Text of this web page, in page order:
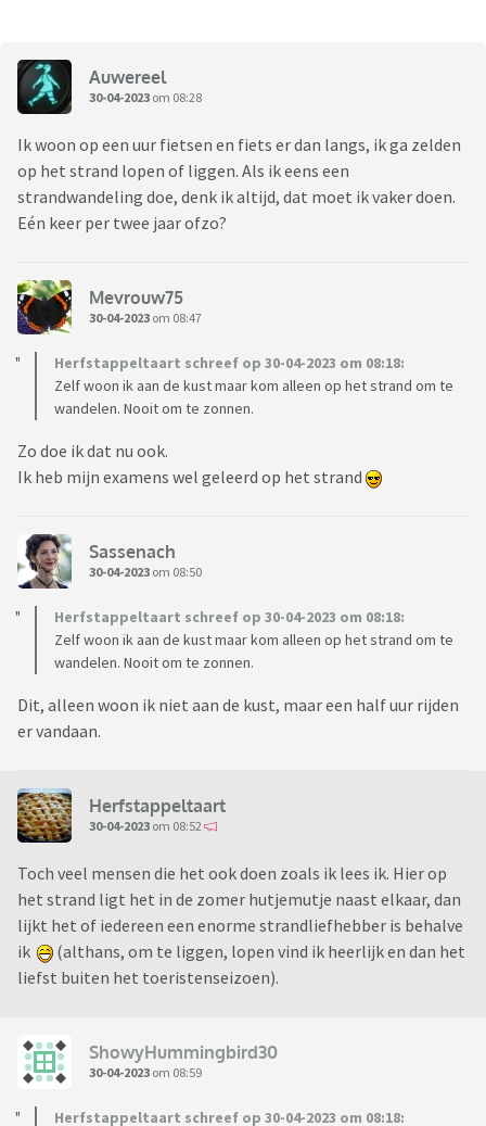
Auwereel
30-04-2023 om 08:28
Ik woon op een uur fietsen en fiets er dan langs, ik ga zelden
op het strand lopen of liggen. Als ik eens een
strandwandeling doe, denk ik altijd, dat moet ik vaker doen.
Eén keer per twee jaar ofzo?
Mevrouw75
30-04-2023 om 08:47
Herfstappeltaart schreef op 30-04-2023 om 08:18:
Zelf woon ik aan de kust maar kom alleen op het strand om te
wandelen. Nooit om te zonnen.
Zo doe ik dat nu ook.
Ik heb mijn examens wel geleerd op het strand
Sassenach
30-04-2023 om 08:50
Herfstappeltaart schreef op 30-04-2023 om 08:18:
Zelf woon ik aan de kust maar kom alleen op het strand om te
wandelen. Nooit om te zonnen.
Dit, alleen woon ik niet aan de kust, maar een half uur rijden
er vandaan.
Herfstappeltaart
30-04-2023 om 08:52
Toch veel mensen die het ook doen zoals ik lees ik. Hier op
het strand ligt het in de zomer hutjemutje naast elkaar, dan
lijkt het of iedereen een enorme strandliefhebber is behalve
ik
(althans, om te liggen, lopen vind ik heerlijk en dan het
liefst buiten het toeristenseizoen).
ShowyHummingbird30
30-04-2023 om 08:59
Herfstappeltaart schreef op 30-04-2023 om 08:18: